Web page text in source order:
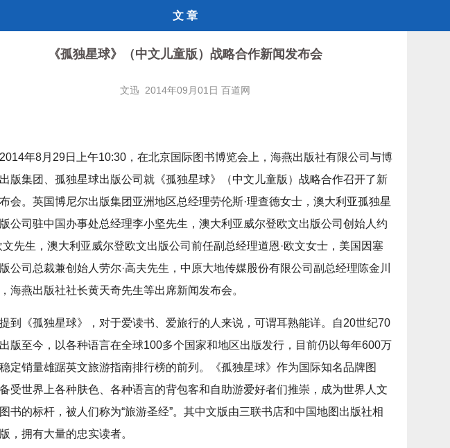
文 章
《孤独星球》（中文儿童版）战略合作新闻发布会
文迅 2014年09月01日 百道网
2014年8月29日上午10:30，在北京国际图书博览会上，海燕出版社有限公司与博
版集团、孤独星球出版公司就《孤独星球》（中文儿童版）战略合作召开了新
会。英国博尼尔出版集团亚洲地区总经理劳伦斯·理查德女士，澳大利亚孤独星
公司驻中国办事处总经理李小坚先生，澳大利亚威尔登欧文出版公司创始人约
文先生，澳大利亚威尔登欧文出版公司前任副总经理道恩·欧文女士，美国因塞
公司总裁兼创始人劳尔·高夫先生，中原大地传媒股份有限公司副总经理陈金川
海燕出版社社长黄天奇先生等出席新闻发布会。
提到《孤独星球》，对于爱读书、爱旅行的人来说，可谓耳熟能详。自20世纪70
版至今，以各种语言在全球100多个国家和地区出版发行，目前仍以每年600万
定销量雄踞英文旅游指南排行榜的前列。《孤独星球》作为国际知名品牌图
受世界上各种肤色、各种语言的背包客和自助游爱好者们推崇，成为世界人文
书的标杆，被人们称为“旅游圣经”。其中文版由三联书店和中国地图出版社相
，拥有大量的忠实读者。